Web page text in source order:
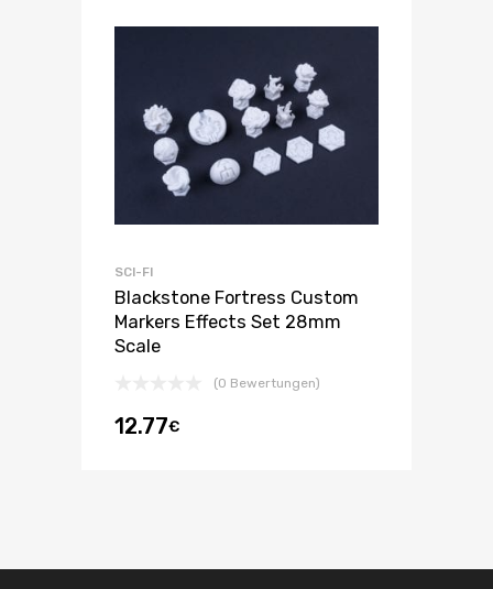
SCI-FI
Blackstone Fortress Custom
Markers Effects Set 28mm
Scale
(0 Bewertungen)
12.77€